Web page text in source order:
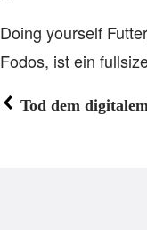
Doing yourself
Fodos, ist ein
Tod dem